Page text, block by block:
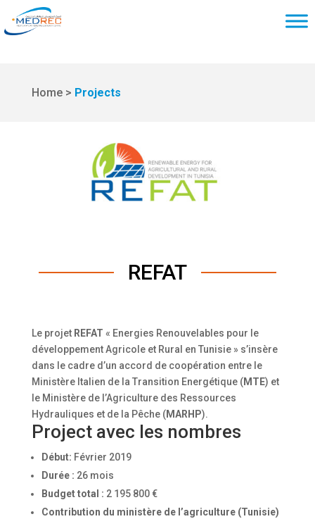
Home > Projects
REFAT
Le projetREFAT « Energies Renouvelables pour le
développement Agricole et Rural en Tunisie » s’insère
dans le cadre d’un accord de coopération entre le
Ministère Italien de la Transition Energétique (MTE) et
le Ministère de l’Agriculture des Ressources
Hydrauliques et de la Pêche (MARHP).
Project avec les nombres
Début: Février 2019
Durée : 26 mois
Budget total : 2 195 800 €
Contribution du ministère de l’agriculture (Tunisie)